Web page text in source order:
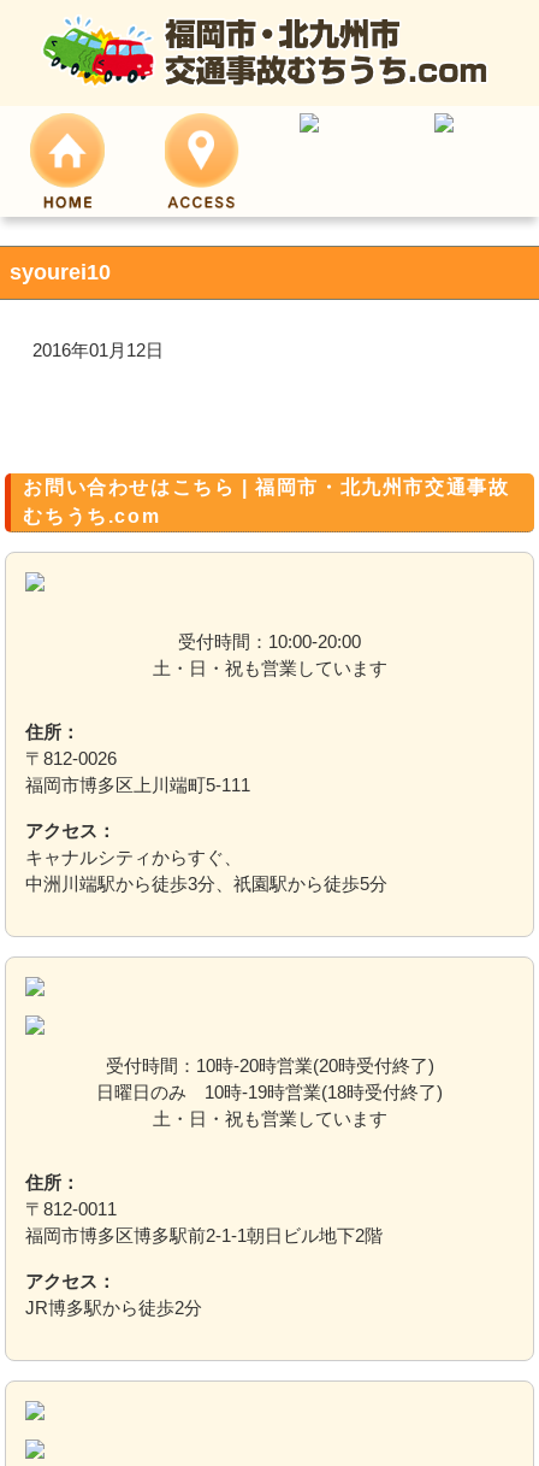
syourei10
2016年01月12日
お問い合わせはこちら | 福岡市・北九州市交通事故
むちうち.com
受付時間：10:00-20:00
土・日・祝も営業しています
住所：
〒812-0026
福岡市博多区上川端町5-111
アクセス：
キャナルシティからすぐ、
中洲川端駅から徒歩3分、祇園駅から徒歩5分
受付時間：10時-20時営業(20時受付終了)
日曜日のみ 10時-19時営業(18時受付終了)
土・日・祝も営業しています
住所：
〒812-0011
福岡市博多区博多駅前2-1-1朝日ビル地下2階
アクセス：
JR博多駅から徒歩2分